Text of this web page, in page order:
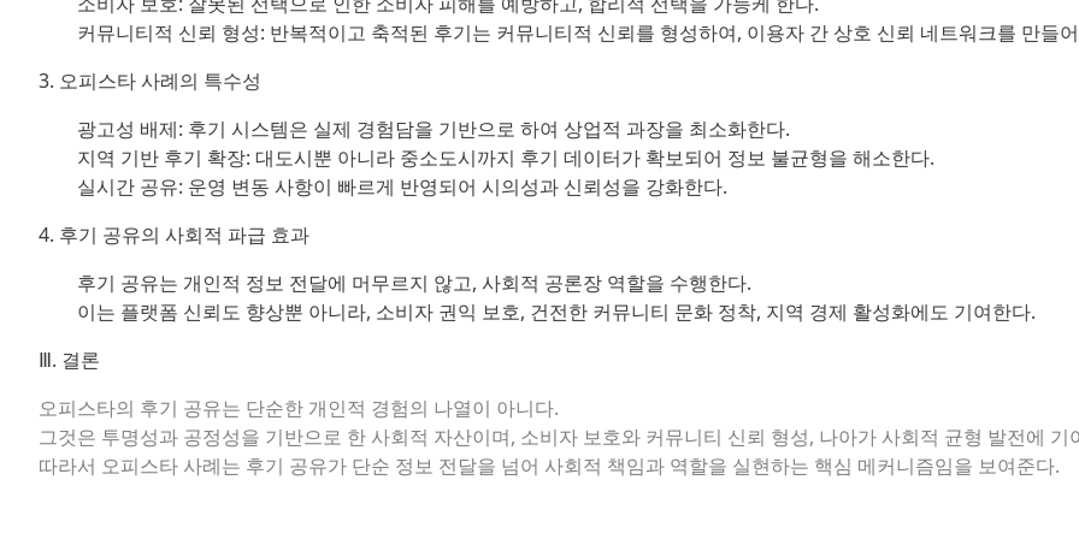
커뮤니티적 신뢰 형성: 반복적이고 축적된 후기는 커뮤니티적 신뢰를 형성하여, 이용자 간 상호 신뢰 네트워크를 만들
3. 오피스타 사례의 특수성
광고성 배제: 후기 시스템은 실제 경험담을 기반으로 하여 상업적 과장을 최소화한다.
지역 기반 후기 확장: 대도시뿐 아니라 중소도시까지 후기 데이터가 확보되어 정보 불균형을 해소한다.
실시간 공유: 운영 변동 사항이 빠르게 반영되어 시의성과 신뢰성을 강화한다.
4. 후기 공유의 사회적 파급 효과
후기 공유는 개인적 정보 전달에 머무르지 않고, 사회적 공론장 역할을 수행한다.
이는 플랫폼 신뢰도 향상뿐 아니라, 소비자 권익 보호, 건전한 커뮤니티 문화 정착, 지역 경제 활성화에도 기여한다.
Ⅲ. 결론
오피스타의 후기 공유는 단순한 개인적 경험의 나열이 아니다.
그것은 투명성과 공정성을 기반으로 한 사회적 자산이며, 소비자 보호와 커뮤니티 신뢰 형성, 나아가 사회적 균형 발전에 기
따라서 오피스타 사례는 후기 공유가 단순 정보 전달을 넘어 사회적 책임과 역할을 실현하는 핵심 메커니즘임을 보여준다.